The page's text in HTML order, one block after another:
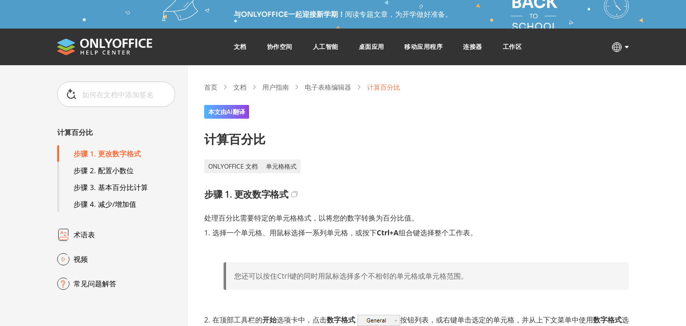
与ONLYOFFICE一起迎接新学期！ 阅读专题文章，为开学做好准备。
文档 协作空间 人工智能 桌面应用 移动应用程序 连接器 工作区
计算百分比
步骤 1. 更改数字格式
步骤 2. 配置小数位
步骤 3. 基本百分比计算
步骤 4. 减少/增加值
术语表
视频
常见问题解答
首页 文档 用户指南 电子表格编辑器 计算百分比
本文由AI翻译
计算百分比
ONLYOFFICE 文档 单元格格式
步骤 1. 更改数字格式
处理百分比需要特定的单元格格式，以将您的数字转换为百分比值。
选择一个单元格、用鼠标选择一系列单元格，或按下Ctrl+A组合键选择整个工作表。
您还可以按住Ctrl键的同时用鼠标选择多个不相邻的单元格或单元格范围。
在顶部工具栏的开始选项卡中，点击数字格式 按钮列表，或右键单击选定的单元格，并从上下文菜单中使用数字格式选